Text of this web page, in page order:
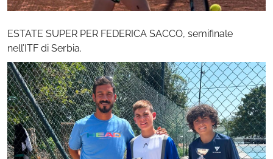
ESTATE SUPER PER FEDERICA SACCO, semifinale
nell’ITF di Serbia.